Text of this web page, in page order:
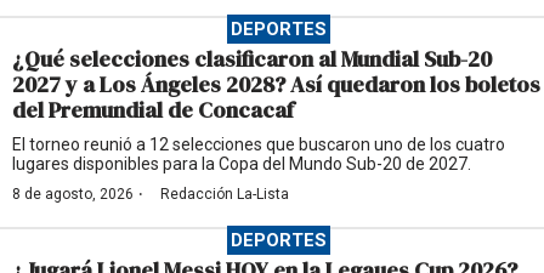
DEPORTES
¿Qué selecciones clasificaron al Mundial Sub-20
2027 y a Los Ángeles 2028? Así quedaron los boletos
del Premundial de Concacaf
El torneo reunió a 12 selecciones que buscaron uno de los cuatro
lugares disponibles para la Copa del Mundo Sub-20 de 2027.
8 de agosto, 2026 · Redacción La-Lista
DEPORTES